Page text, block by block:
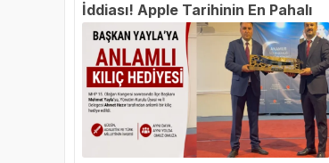
İddiası! Apple Tarihinin En Pahalı
iPhone'u Geliyor